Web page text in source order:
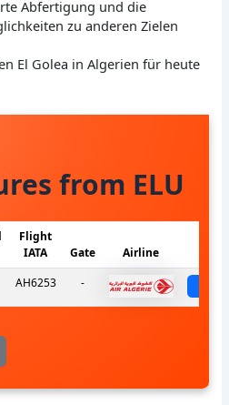
Abfertigung und die
zu anderen Zielen
El Golea in Algerien für heute
from ELU
Flight
IATA
Gate Airline
AH6253 -